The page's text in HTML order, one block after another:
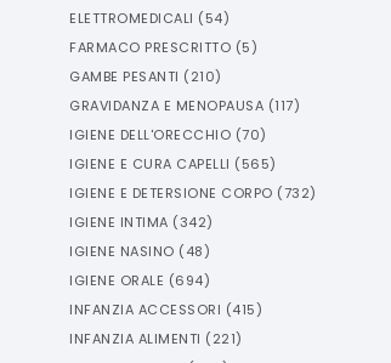
ELETTROMEDICALI (54)
FARMACO PRESCRITTO (5)
GAMBE PESANTI (210)
GRAVIDANZA E MENOPAUSA (117)
IGIENE DELL'ORECCHIO (70)
IGIENE E CURA CAPELLI (565)
IGIENE E DETERSIONE CORPO (732)
IGIENE INTIMA (342)
IGIENE NASINO (48)
IGIENE ORALE (694)
INFANZIA ACCESSORI (415)
INFANZIA ALIMENTI (221)